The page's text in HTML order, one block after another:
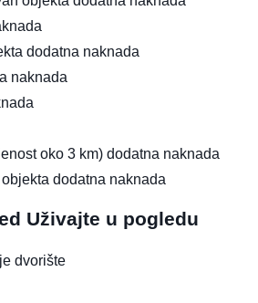
dodatna naknada
naknada
oko 3 km) dodatna naknada
objekta dodatna naknada
Uživajte u pogledu
dvorište